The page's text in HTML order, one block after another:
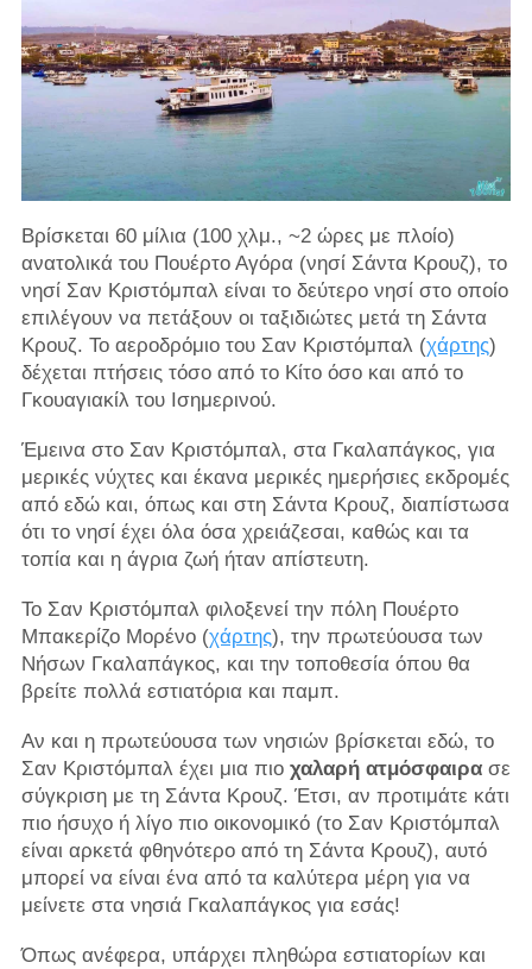
Βρίσκεται 60 μίλια (100 χλμ., ~2 ώρες με πλοίο)
ανατολικά του Πουέρτο Αγόρα (νησί Σάντα Κρουζ), το
νησί Σαν Κριστόμπαλ είναι το δεύτερο νησί στο οποίο
επιλέγουν να πετάξουν οι ταξιδιώτες μετά τη Σάντα
Κρουζ. Το αεροδρόμιο του Σαν Κριστόμπαλ (χάρτης)
δέχεται πτήσεις τόσο από το Κίτο όσο και από το
Γκουαγιακίλ του Ισημερινού.
Έμεινα στο Σαν Κριστόμπαλ, στα Γκαλαπάγκος, για
μερικές νύχτες και έκανα μερικές ημερήσιες εκδρομές
από εδώ και, όπως και στη Σάντα Κρουζ, διαπίστωσα
ότι το νησί έχει όλα όσα χρειάζεσαι, καθώς και τα
τοπία και η άγρια ​​ζωή ήταν απίστευτη.
Το Σαν Κριστόμπαλ φιλοξενεί την πόλη Πουέρτο
Μπακερίζο Μορένο (χάρτης), την πρωτεύουσα των
Νήσων Γκαλαπάγκος, και την τοποθεσία όπου θα
βρείτε πολλά εστιατόρια και παμπ.
Αν και η πρωτεύουσα των νησιών βρίσκεται εδώ, το
Σαν Κριστόμπαλ έχει μια πιο χαλαρή ατμόσφαιρασε
σύγκριση με τη Σάντα Κρουζ. Έτσι, αν προτιμάτε κάτι
πιο ήσυχο ή λίγο πιο οικονομικό (το Σαν Κριστόμπαλ
είναι αρκετά φθηνότερο από τη Σάντα Κρουζ), αυτό
μπορεί να είναι ένα από τα καλύτερα μέρη για να
μείνετε στα νησιά Γκαλαπάγκος για εσάς!
Όπως ανέφερα, υπάρχει πληθώρα εστιατορίων και